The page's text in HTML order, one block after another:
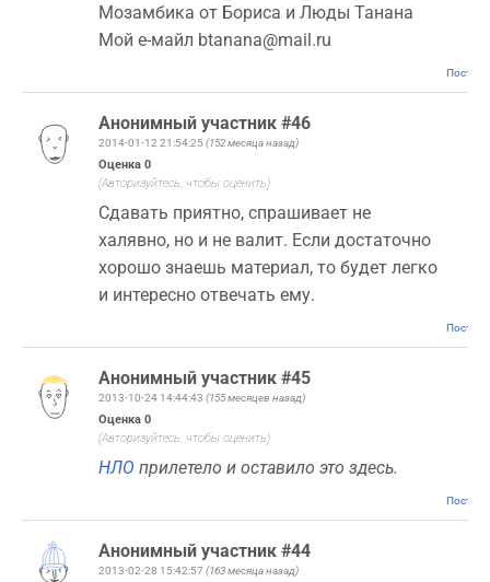
Мозамбика от Бориса и Люды Танана
Мой е-майл btanana@mail.ru
Анонимный участник #46
2014-01-12 21:54:25 (152 месяца назад)
Оценка 0
(Авторизуйтесь, чтобы оценить)
Сдавать приятно, спрашивает не
халявно, но и не валит. Если достаточно
хорошо знаешь материал, то будет легко
и интересно отвечать ему.
Анонимный участник #45
2013-10-24 14:44:43 (155 месяцев назад)
Оценка 0
(Авторизуйтесь, чтобы оценить)
НЛО прилетело и оставило это здесь.
Анонимный участник #44
2013-02-28 15:42:57 (163 месяца назад)